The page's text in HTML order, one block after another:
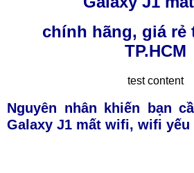
chính hãng, giá rẻ
TP.HCM
test content
Nguyên nhân khiến bạn
Galaxy J1 mất wifi, wifi yếu